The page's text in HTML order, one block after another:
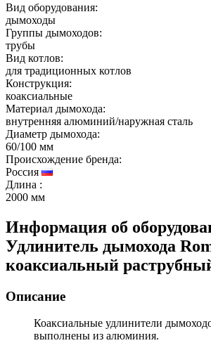
Вид оборудования:
дымоходы
Группы дымоходов:
трубы
Вид котлов:
для традиционных котлов
Конструкция:
коаксиальные
Материал дымохода:
внутренняя алюминий/наружная сталь
Диаметр дымохода:
60/100 мм
Происхождение бренда:
Россия
Длина :
2000 мм
Информация об
Удлинитель дымохода
коаксиальный
Описание
Коаксиальные удлинители
выполнены из алюминия.